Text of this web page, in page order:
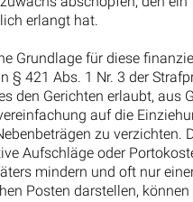
erlangt hat.
Grundlage für diese
§ 421 Abs. 1 Nr. 3 der
den Gerichten erlaubt, aus
auf die
zu verzichten.
Aufschläge oder
mindern und oft nur
Posten darstellen,